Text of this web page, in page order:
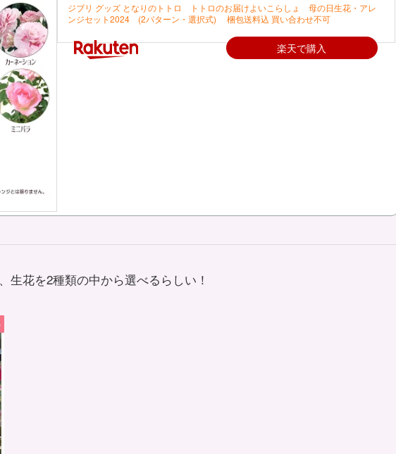
ジブリ グッズ となりのトトロ トトロのお届けよいこらしょ 母の日生花・アレ
ンジセット2024 (2パターン・選択式) 梱包送料込 買い合わせ不可
楽天で購入
生花を2種類の中から選べるらしい！